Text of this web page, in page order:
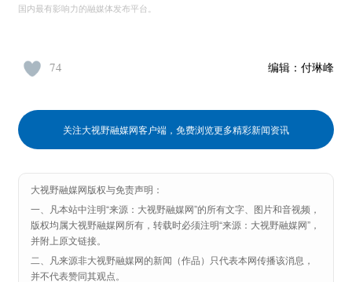
国内最有影响力的融媒体发布平台。
编辑： 付琳峰
74
关注大视野融媒网客户端，免费浏览更多精彩新闻资讯
大视野融媒网版权与免责声明：
一、凡本站中注明“来源：大视野融媒网”的所有文字、图片和音视频，
版权均属大视野融媒网所有，转载时必须注明“来源：大视野融媒网”，
并附上原文链接。
二、凡来源非大视野融媒网的新闻（作品）只代表本网传播该消息，
并不代表赞同其观点。